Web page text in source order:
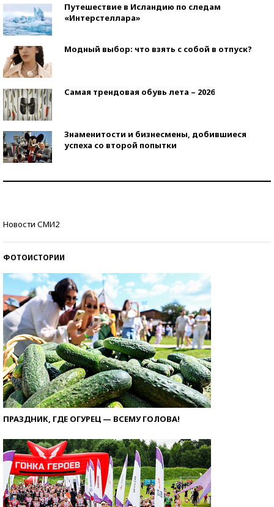
Путешествие в Исландию по следам
«Интерстеллара»
Модный выбор: что взять с собой в отпуск?
Самая трендовая обувь лета – 2026
Знаменитости и бизнесмены, добившиеся
успеха со второй попытки
Новости СМИ2
ФОТОИСТОРИИ
ПРАЗДНИК, ГДЕ ОГУРЕЦ — ВСЕМУ ГОЛОВА!